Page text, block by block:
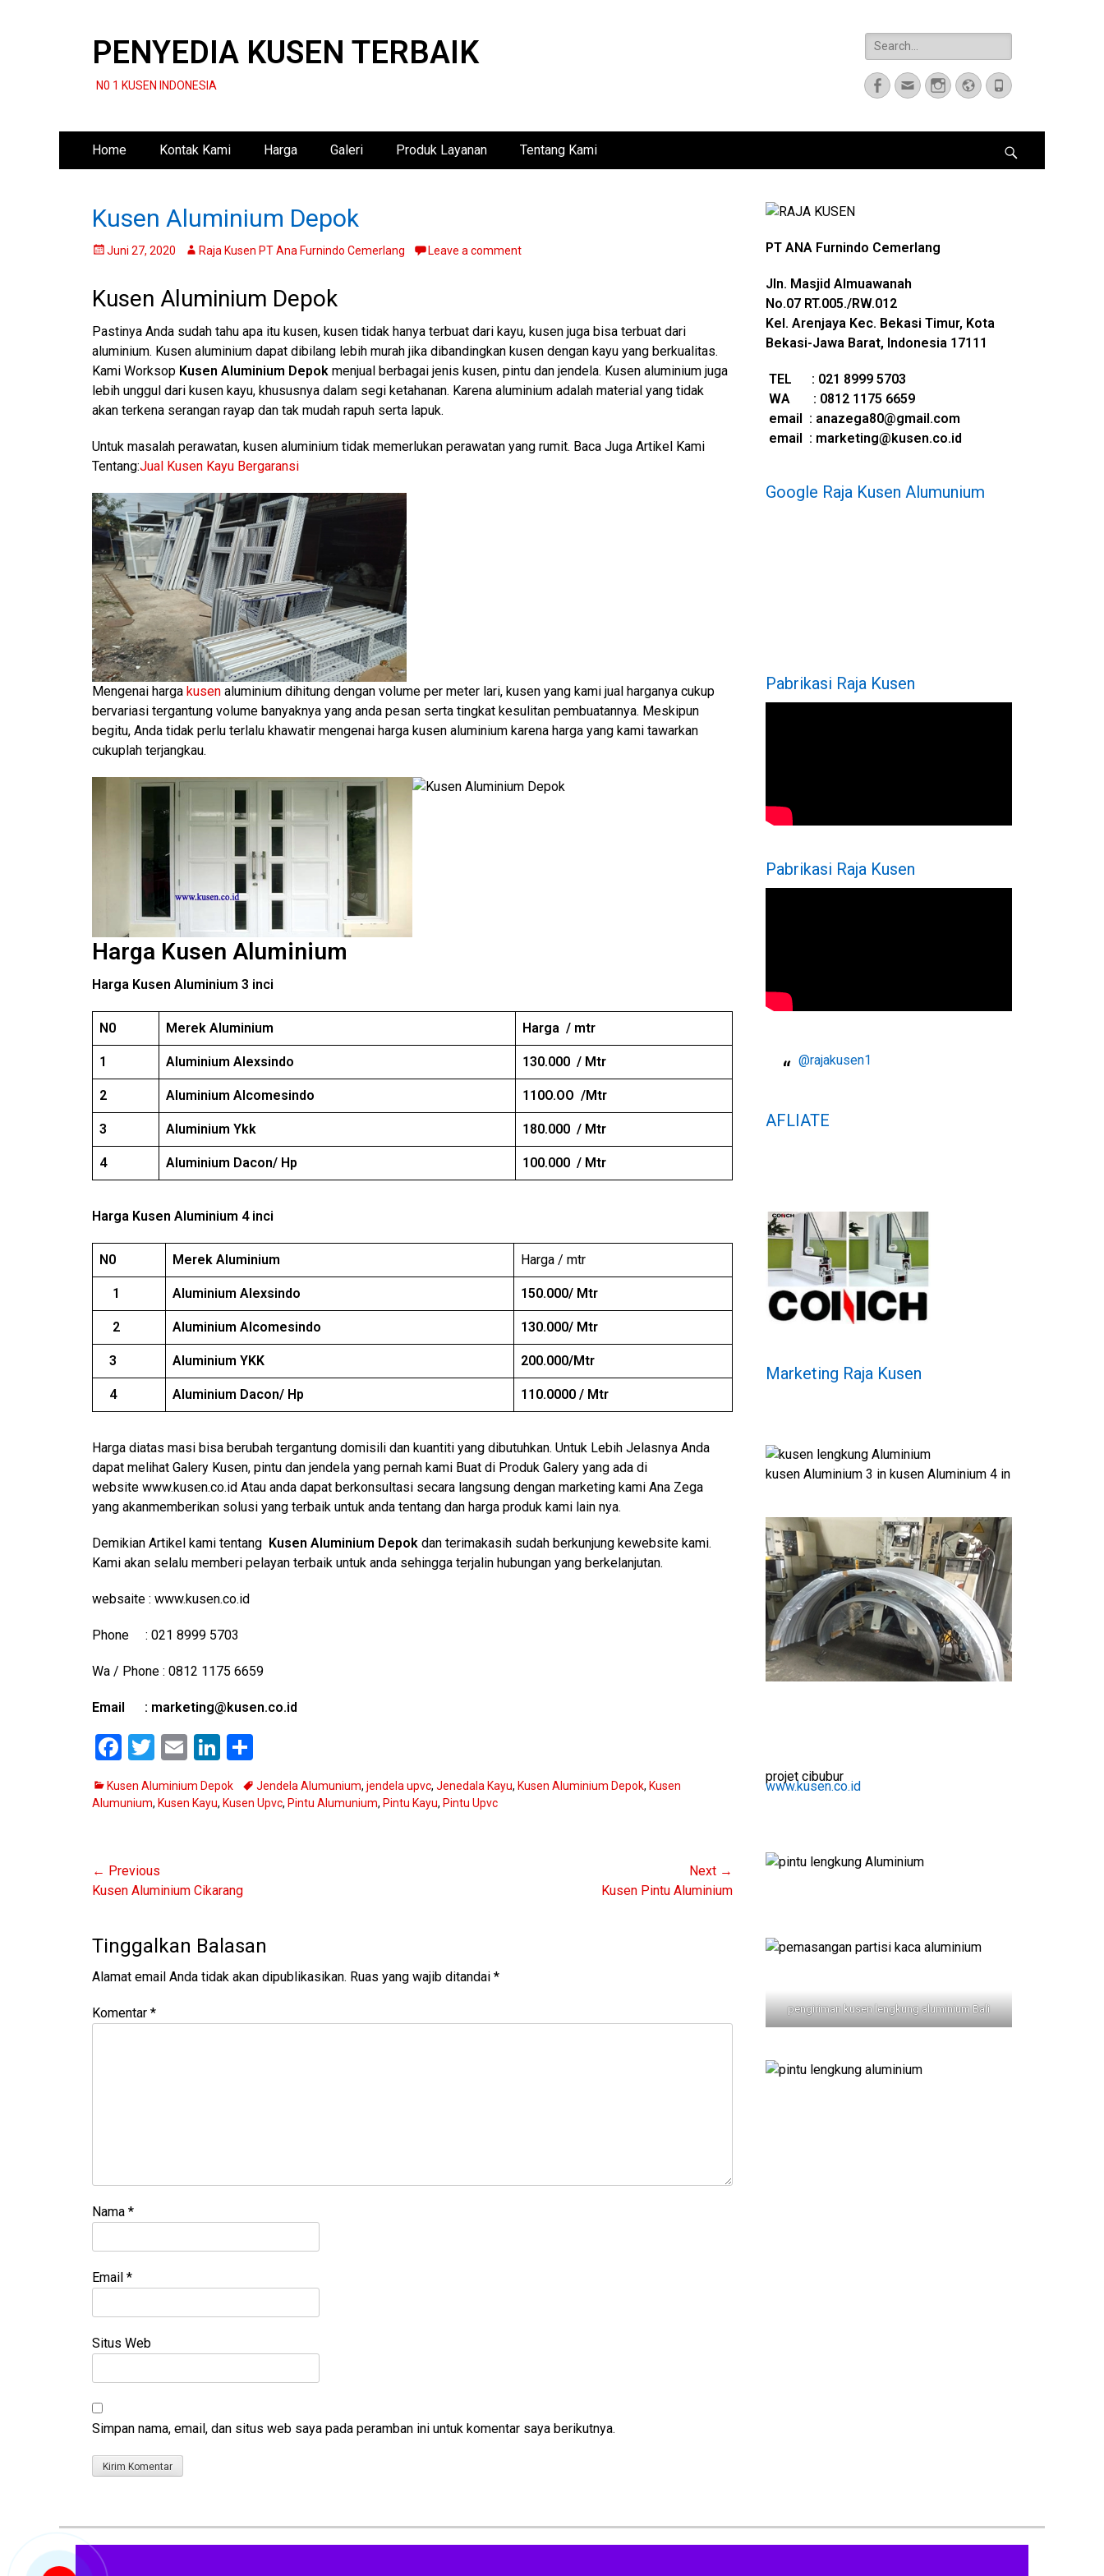
PENYEDIA KUSEN TERBAIK
N0 1 KUSEN INDONESIA
Search
for:
Facebook
EmailInstagram
WebsitePhone
Primary
Menu
Home Kontak Kami Harga Galeri Produk Layanan Tentang Kami
Kusen Aluminium Depok
Posted
Juni 27, 2020 Author
Raja Kusen PT Ana Furnindo Cemerlang Leave a comment
Kusen Aluminium Depok
Pastinya Anda sudah tahu apa itu kusen, kusen tidak hanya terbuat dari kayu, kusen juga bisa terbuat dari
aluminium. Kusen aluminium dapat dibilang lebih murah jika dibandingkan kusen dengan kayu yang berkualitas.
Kami Worksop Kusen Aluminium Depok menjual berbagai jenis kusen, pintu dan jendela. Kusen aluminium juga
lebih unggul dari kusen kayu, khususnya dalam segi ketahanan. Karena aluminium adalah material yang tidak
akan terkena serangan rayap dan tak mudah rapuh serta lapuk.
Untuk masalah perawatan, kusen aluminium tidak memerlukan perawatan yang rumit. Baca Juga Artikel Kami
Tentang:Jual Kusen Kayu Bergaransi
Mengenai harga kusen aluminium dihitung dengan volume per meter lari, kusen yang kami jual harganya cukup
bervariasi tergantung volume banyaknya yang anda pesan serta tingkat kesulitan pembuatannya. Meskipun
begitu, Anda tidak perlu terlalu khawatir mengenai harga kusen aluminium karena harga yang kami tawarkan
cukuplah terjangkau.
Harga Kusen Aluminium
Harga Kusen Aluminium 3 inci
N0 Merek Aluminium Harga / mtr
1 Aluminium Alexsindo 130.000 / Mtr
2 Aluminium Alcomesindo 110O.OO /Mtr
3 Aluminium Ykk 180.000 / Mtr
4 Aluminium Dacon/ Hp 100.000 / Mtr
Harga Kusen Aluminium 4 inci
N0 Merek Aluminium Harga / mtr
1 Aluminium Alexsindo 150.000/ Mtr
2 Aluminium Alcomesindo 130.000/ Mtr
3 Aluminium YKK 200.000/Mtr
4 Aluminium Dacon/ Hp 110.0000 / Mtr
Harga diatas masi bisa berubah tergantung domisili dan kuantiti yang dibutuhkan. Untuk Lebih Jelasnya Anda
dapat melihat Galery Kusen, pintu dan jendela yang pernah kami Buat di Produk Galery yang ada di
website www.kusen.co.id Atau anda dapat berkonsultasi secara langsung dengan marketing kami Ana Zega
yang akanmemberikan solusi yang terbaik untuk anda tentang dan harga produk kami lain nya.
Demikian Artikel kami tentang Kusen Aluminium Depok dan terimakasih sudah berkunjung kewebsite kami.
Kami akan selalu memberi pelayan terbaik untuk anda sehingga terjalin hubungan yang berkelanjutan.
websaite : www.kusen.co.id
Phone : 021 8999 5703
Wa / Phone : 0812 1175 6659
Email : marketing@kusen.co.id
F
ce
o
k
T
wi
tt
E
m
ail
Li
n
ke
h
ar
Categories
Kusen Aluminium Depok TagsJendela Alumunium, jendela upvc, Jenedala Kayu, Kusen Aluminium Depok, Kusen
Alumunium, Kusen Kayu, Kusen Upvc, Pintu Alumunium, Pintu Kayu, Pintu Upvc
Navigasi
pos
← Previous
Previous
Kusen Aluminium Cikarang
Next →
Kusen Pintu Aluminium
Tinggalkan Balasan
Alamat email Anda tidak akan dipublikasikan. Ruas yang wajib ditandai *
Komentar *
Nama *
Email *
Situs Web
Simpan nama, email, dan situs web saya pada peramban ini untuk komentar saya berikutnya.
PT ANA Furnindo Cemerlang
Jln. Masjid Almuawanah
No.07 RT.005./RW.012
Kel. Arenjaya Kec. Bekasi Timur, Kota
Bekasi-Jawa Barat, Indonesia 17111
TEL : 021 8999 5703
WA : 0812 1175 6659
email : anazega80@gmail.com
email : marketing@kusen.co.id
Google Raja Kusen Alumunium
Pabrikasi Raja Kusen
Pabrikasi Raja Kusen
@rajakusen1
AFLIATE
Marketing Raja Kusen
kusen Aluminium 3 in kusen Aluminium 4 in
projet cibubur
www.kusen.co.id
pengiriman kusen lengkung aluminium Bali